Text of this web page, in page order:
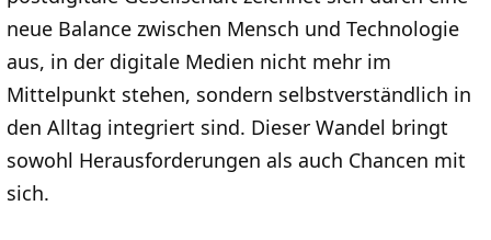
neue Balance zwischen Mensch und Technologie
aus, in der digitale Medien nicht mehr im
Mittelpunkt stehen, sondern selbstverständlich in
den Alltag integriert sind. Dieser Wandel bringt
sowohl Herausforderungen als auch Chancen mit
sich.